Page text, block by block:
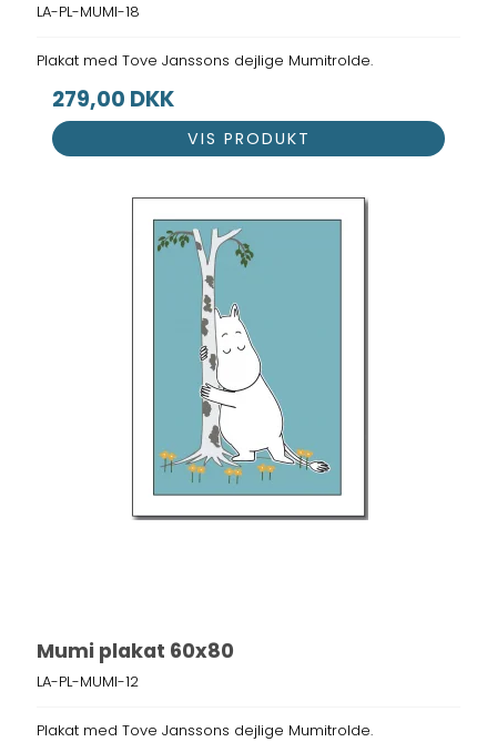
LA-PL-MUMI-18
Plakat med Tove Janssons dejlige Mumitrolde.
279,00 DKK
VIS PRODUKT
Mumi plakat 60x80
LA-PL-MUMI-12
Plakat med Tove Janssons dejlige Mumitrolde.